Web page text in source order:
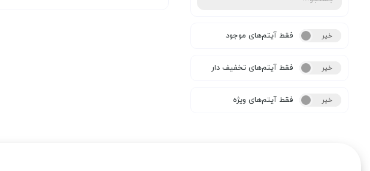
بله خیر فقط آیتم‌های موجود
بله خیر فقط آیتم‌های تخفیف دار
بله خیر فقط آیتم‌های ویژه